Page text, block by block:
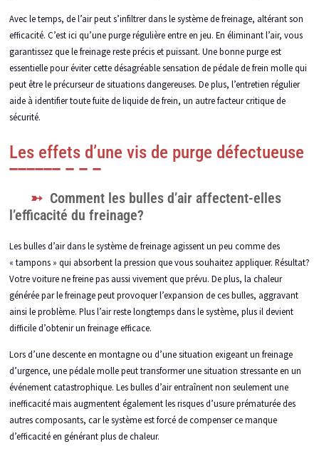
Avec le temps, de l’air peut s’infiltrer dans le système de freinage, altérant son
efficacité. C’est ici qu’une purge régulière entre en jeu. En éliminant l’air, vous
garantissez que le freinage reste précis et puissant. Une bonne purge est
essentielle pour éviter cette désagréable sensation de pédale de frein molle qui
peut être le précurseur de situations dangereuses. De plus, l’entretien régulier
aide à identifier toute fuite de liquide de frein, un autre facteur critique de
sécurité.
Les effets d’une vis de purge défectueuse
Comment les bulles d’air affectent-elles
l’efficacité du freinage?
Les bulles d’air dans le système de freinage agissent un peu comme des
« tampons » qui absorbent la pression que vous souhaitez appliquer. Résultat?
Votre voiture ne freine pas aussi vivement que prévu. De plus, la chaleur
générée par le freinage peut provoquer l’expansion de ces bulles, aggravant
ainsi le problème. Plus l’air reste longtemps dans le système, plus il devient
difficile d’obtenir un freinage efficace.
Lors d’une descente en montagne ou d’une situation exigeant un freinage
d’urgence, une pédale molle peut transformer une situation stressante en un
événement catastrophique. Les bulles d’air entraînent non seulement une
inefficacité mais augmentent également les risques d’usure prématurée des
autres composants, car le système est forcé de compenser ce manque
d’efficacité en générant plus de chaleur.